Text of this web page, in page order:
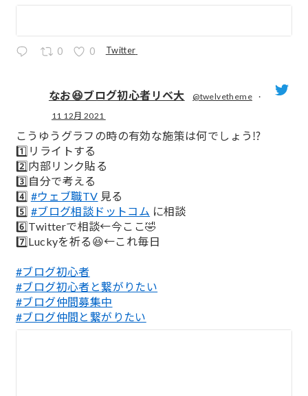
0 0 Twitter
なお😆ブログ初心者リベ大 @twelvetheme
·
11 12月 2021
こうゆうグラフの時の有効な施策は何でしょう⁉️
1️⃣リライトする
2️⃣内部リンク貼る
3️⃣自分で考える
4️⃣ #ウェブ職TV 見る
5️⃣ #ブログ相談ドットコム に相談
6️⃣Twitterで相談←今ここ🤣
7️⃣Luckyを祈る😆←これ毎日
#ブログ初心者
#ブログ初心者と繋がりたい
#ブログ仲間募集中
#ブログ仲間と繋がりたい